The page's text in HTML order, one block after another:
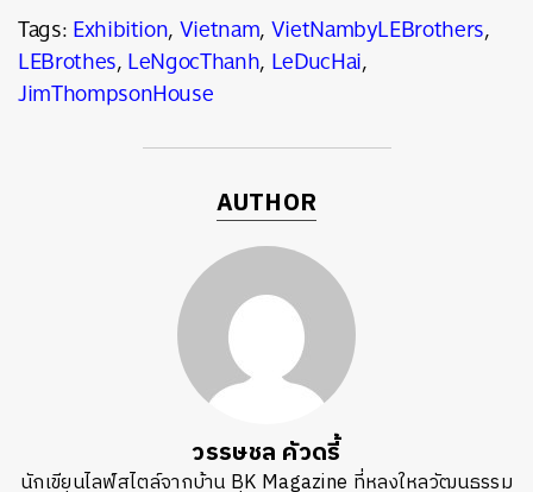
Tags:Exhibition,Vietnam,VietNambyLEBrothers,
LEBrothes,LeNgocThanh, LeDucHai,
JimThompsonHouse
AUTHOR
วรรษชล คัวดรี้
นักเขียนไลฟ์สไตล์จากบ้าน BK Magazine ที่หลงใหลวัฒนธรรม